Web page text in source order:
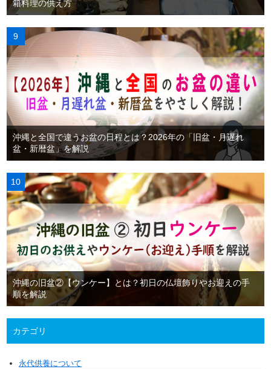
箱料理の供え方
沖縄と全国で違うお盆の日程とは？2026年の「旧盆・月遅れ
盆・新暦盆」を解説
沖縄の旧盆②【ウンケー】とは？初日の仏壇飾りやお迎えの手
順を解説
カテゴリ
永代供養について